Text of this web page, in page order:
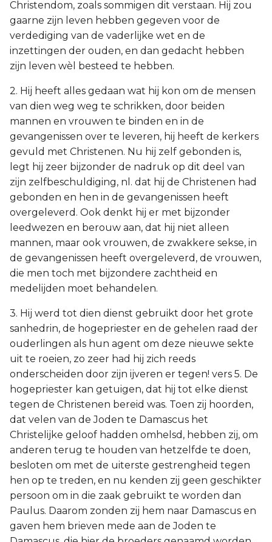
Christendom, zoals sommigen dit verstaan. Hij zou
gaarne zijn leven hebben gegeven voor de
verdediging van de vaderlijke wet en de
inzettingen der ouden, en dan gedacht hebben
zijn leven wèl besteed te hebben.
2. Hij heeft alles gedaan wat hij kon om de mensen
van dien weg weg te schrikken, door beiden
mannen en vrouwen te binden en in de
gevangenissen over te leveren, hij heeft de kerkers
gevuld met Christenen. Nu hij zelf gebonden is,
legt hij zeer bijzonder de nadruk op dit deel van
zijn zelfbeschuldiging, nl. dat hij de Christenen had
gebonden en hen in de gevangenissen heeft
overgeleverd. Ook denkt hij er met bijzonder
leedwezen en berouw aan, dat hij niet alleen
mannen, maar ook vrouwen, de zwakkere sekse, in
de gevangenissen heeft overgeleverd, de vrouwen,
die men toch met bijzondere zachtheid en
medelijden moet behandelen.
3. Hij werd tot dien dienst gebruikt door het grote
sanhedrin, de hogepriester en de gehelen raad der
ouderlingen als hun agent om deze nieuwe sekte
uit te roeien, zo zeer had hij zich reeds
onderscheiden door zijn ijveren er tegen! vers 5. De
hogepriester kan getuigen, dat hij tot elke dienst
tegen de Christenen bereid was. Toen zij hoorden,
dat velen van de Joden te Damascus het
Christelijke geloof hadden omhelsd, hebben zij, om
anderen terug te houden van hetzelfde te doen,
besloten om met de uiterste gestrengheid tegen
hen op te treden, en nu kenden zij geen geschikter
persoon om in die zaak gebruikt te worden dan
Paulus. Daarom zonden zij hem naar Damascus en
gaven hem brieven mede aan de Joden te